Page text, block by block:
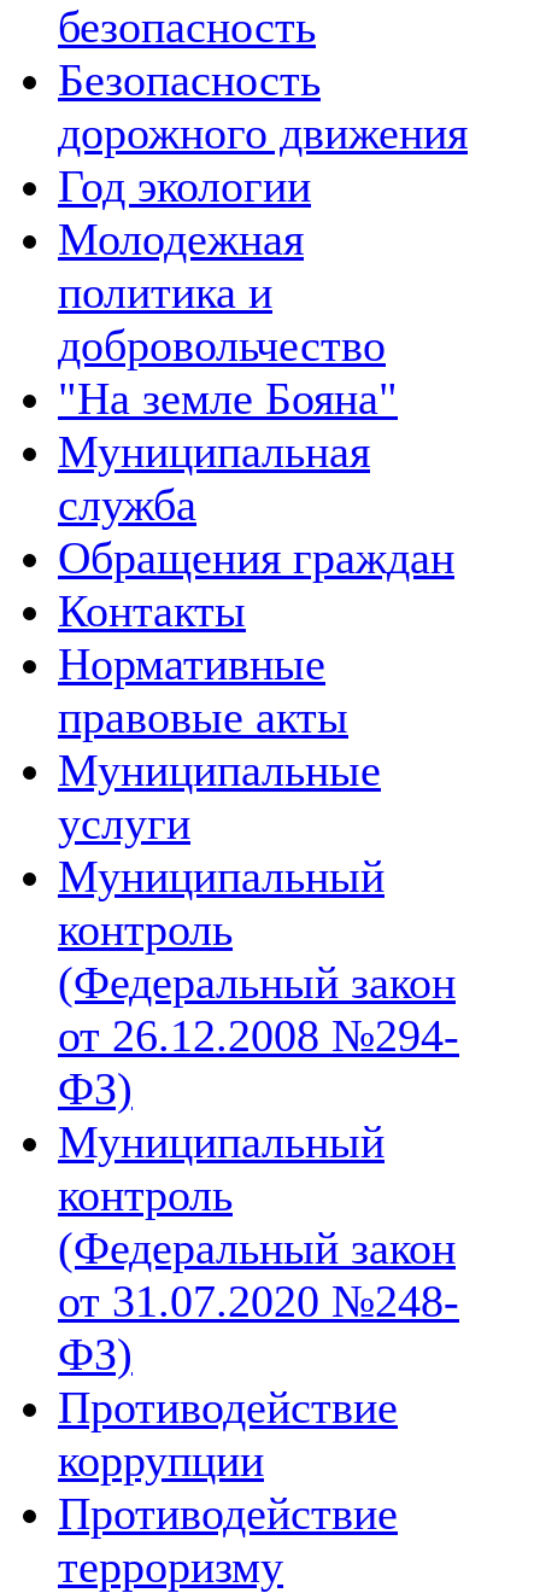
безопасность
Безопасность
дорожного движения
Год экологии
Молодежная
политика и
добровольчество
"На земле Бояна"
Муниципальная
служба
Обращения граждан
Контакты
Нормативные
правовые акты
Муниципальные
услуги
Муниципальный
контроль
(Федеральный закон
от 26.12.2008 №294-
ФЗ)
Муниципальный
контроль
(Федеральный закон
от 31.07.2020 №248-
ФЗ)
Противодействие
коррупции
Противодействие
терроризму